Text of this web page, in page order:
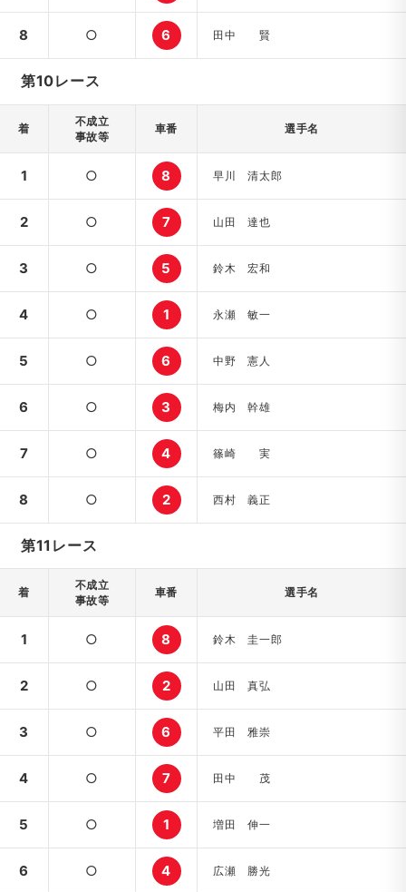
8 ○ 6 田中 賢
第10レース
着
不成立
事故等
車番 選手名
1 ○ 8 早川 清太郎
2 ○ 7 山田 達也
3 ○ 5 鈴木 宏和
4 ○ 1 永瀬 敏一
5 ○ 6 中野 憲人
6 ○ 3 梅内 幹雄
7 ○ 4 篠崎 実
8 ○ 2 西村 義正
第11レース
着
不成立
事故等
車番 選手名
1 ○ 8 鈴木 圭一郎
2 ○ 2 山田 真弘
3 ○ 6 平田 雅崇
4 ○ 7 田中 茂
5 ○ 1 増田 伸一
6 ○ 4 広瀬 勝光